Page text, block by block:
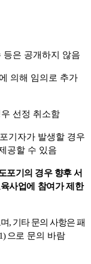
등은 공개하지 않음
의해 임의로 추가
선정 취소함
기자가 발생할 경우
공할 수 있음
포기의 경우 향후 서
사업에
참여가제한
, 기타 문의 사항은 패
으로 문의 바람